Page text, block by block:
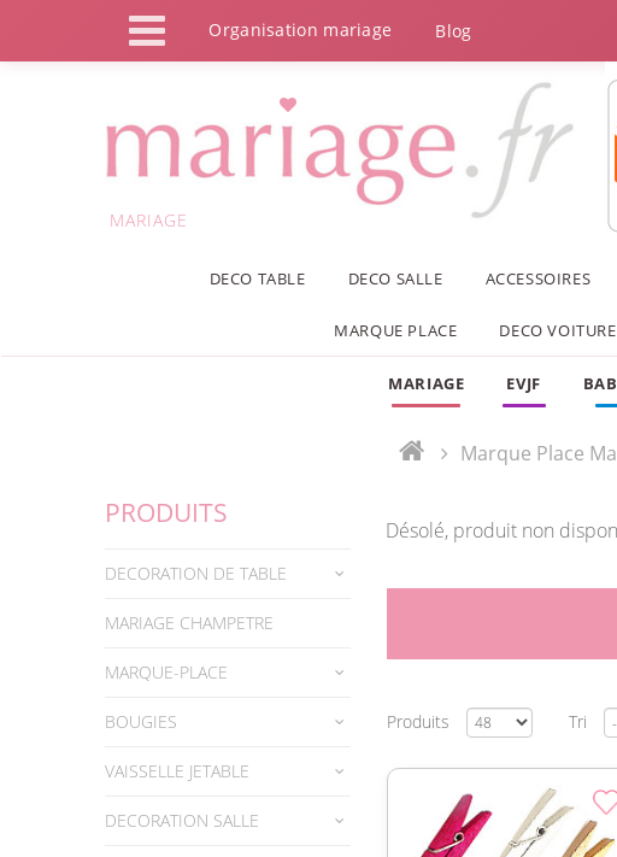
Organisation mariage Blog
MARIAGE
DECO TABLE DECO SALLE ACCESSOIRES
MARQUE PLACE DECO VOITURE
MARIAGE EVJF
PRODUITS
DECORATION DE TABLE
MARIAGE CHAMPETRE
MARQUE-PLACE
BOUGIES
VAISSELLE JETABLE
DECORATION SALLE
Marque Place
Désolé, produit non
Produits Tri
Panneau de gestion des cookies